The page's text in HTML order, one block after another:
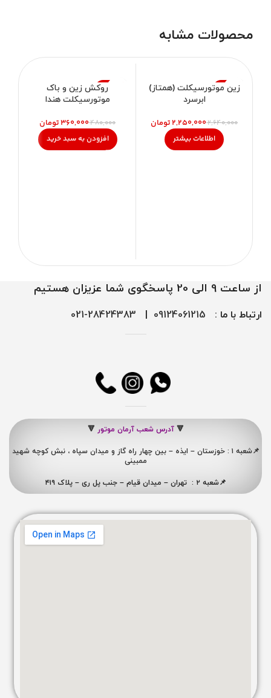
محصولات مشابه
-15%
زین موتورسیکلت (همتاز)
ابرسرد
۲,۶۴۰,۰۰۰۲,۲۵۰,۰۰۰تومان
اطلاعات بیشتر
-25%روکش زین و باک
موتورسیکلت هندا
۴۸۰,۰۰۰۳۶۰,۰۰۰تومان
افزودن به سبد خرید
از ساعت 9 الی 20 پاسخگوی شما عزیزان هستیم
ارتباط با ما : 09124061215
|
28424383-021
🔻 آدرس شعب آرمان موتور 🔻
📌شعبه ۱ : خوزستان – ایذه – بین چهار راه گاز و میدان سپاه ، نبش کوچه شهید
ممبینی
📌شعبه ۲ : تهران – میدان قیام – جنب پل ری – پلاک ۴۱۹